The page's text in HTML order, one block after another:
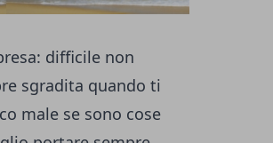
difficile non
sgradita quando ti
male se sono cose